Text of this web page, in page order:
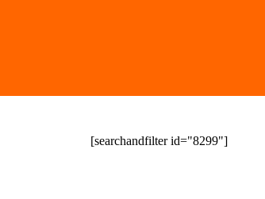
[searchandfilter id="8299"]